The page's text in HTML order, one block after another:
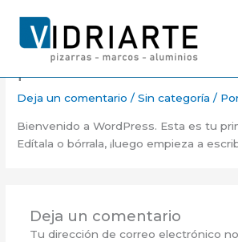
contenido
¡Hola mundo!
Deja un comentario /Sin categoría /
Bienvenido a WordPress. Esta es tu
Edítala o bórrala, ¡luego empieza a
Deja un comentario
Tu dirección de correo electrónico